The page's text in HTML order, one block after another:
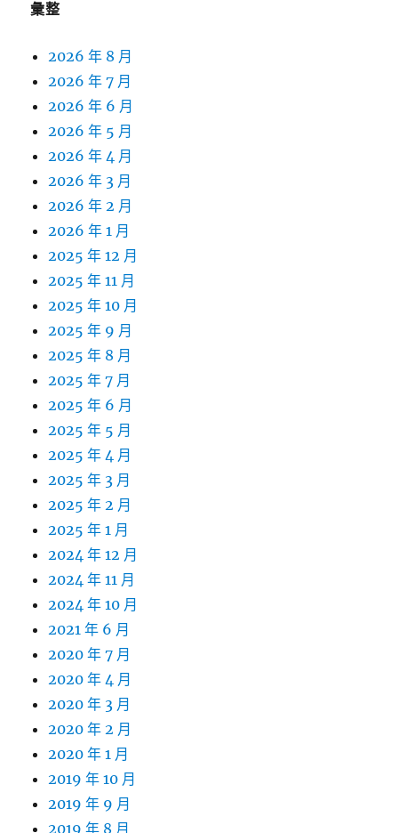
彙整
2026 年 8 月
2026 年 7 月
2026 年 6 月
2026 年 5 月
2026 年 4 月
2026 年 3 月
2026 年 2 月
2026 年 1 月
2025 年 12 月
2025 年 11 月
2025 年 10 月
2025 年 9 月
2025 年 8 月
2025 年 7 月
2025 年 6 月
2025 年 5 月
2025 年 4 月
2025 年 3 月
2025 年 2 月
2025 年 1 月
2024 年 12 月
2024 年 11 月
2024 年 10 月
2021 年 6 月
2020 年 7 月
2020 年 4 月
2020 年 3 月
2020 年 2 月
2020 年 1 月
2019 年 10 月
2019 年 9 月
2019 年 8 月